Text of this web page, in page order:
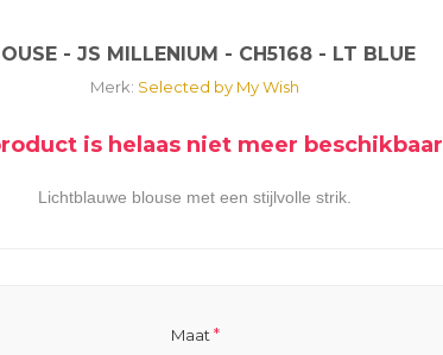
- JS MILLENIUM - CH5168 - LT BLUE
Merk: Selected by My Wish
is helaas niet meer beschikbaar
Lichtblauwe blouse met een stijlvolle strik.
Maat *